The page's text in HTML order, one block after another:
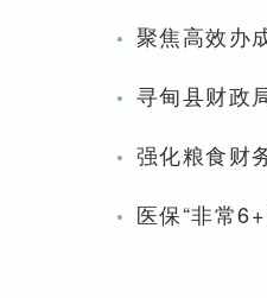
· 聚焦高效办
· 寻甸县财政
· 强化粮食财
· 医保“非常